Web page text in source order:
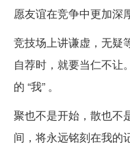
愿友谊在竞争中更加深厚
竞技场上讲谦虚，无疑
自荐时，就要当仁不让
的 “我” 。
聚也不是开始，散也不
间，将永远铭刻在我的